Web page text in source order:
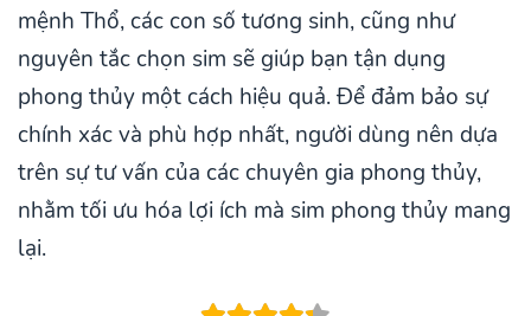
mệnh Thổ, các con số tương sinh, cũng như
nguyên tắc chọn sim sẽ giúp bạn tận dụng
phong thủy một cách hiệu quả. Để đảm bảo sự
chính xác và phù hợp nhất, người dùng nên dựa
trên sự tư vấn của các chuyên gia phong thủy,
nhằm tối ưu hóa lợi ích mà sim phong thủy mang
lại.